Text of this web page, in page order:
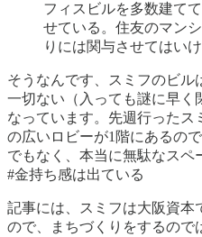
フィスビルを多数建て
せている。住友のマン
りには関与させてはい
そうなんです、スミフのビ
一切ない（入っても謎に早く
なっています。先週行った
の広いロビーが1階にあるの
でもなく、本当に無駄なスペ
#金持ち感は出ている
記事には、スミフは大阪資本
ので、まちづくりをするので